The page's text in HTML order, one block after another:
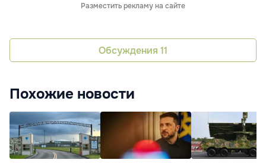
Разместить рекламу на сайте
Обсуждения 11
Похожие новости